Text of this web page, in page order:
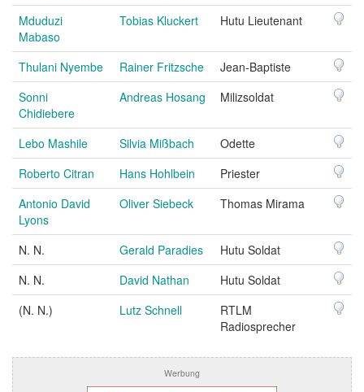
Mduduzi
Mabaso
Tobias Kluckert Hutu Lieutenant
Thulani Nyembe Rainer Fritzsche
Jean-Baptiste
Sonni
Chidiebere
Andreas Hosang Milizsoldat
Lebo Mashile Silvia Mißbach
Odette
Roberto Citran
Hans Hohlbein
Priester
Antonio David
Lyons
Oliver Siebeck Thomas Mirama
N. N. Gerald Paradies
Hutu Soldat
N. N.
David Nathan
Hutu Soldat
(N. N.)
Lutz Schnell
RTLM
Radiosprecher
Werbung